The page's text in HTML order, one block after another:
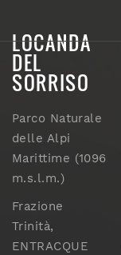
LOCANDA
DEL
SORRISO
Parco Naturale
delle Alpi
Marittime (1096
m.s.l.m.)
Frazione
Trinità,
ENTRACQUE